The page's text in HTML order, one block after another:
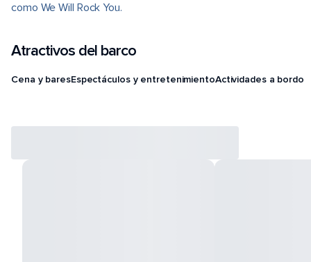
como We Will Rock You.
Atractivos del barco
Cena y baresEspectáculos y entretenimientoActividades a bordo